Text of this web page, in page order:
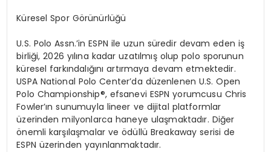
Küresel Spor Görünürlüğü
U.S. Polo Assn.’in ESPN ile uzun süredir devam eden iş
birliği, 2026 yılına kadar uzatılmış olup polo sporunun
küresel farkındalığınıartırmaya devam etmektedir.
USPA National Polo Center’da düzenlenen U.S. Open
Polo Championship®, efsanevi ESPN yorumcusu Chris
Fowler’ın sunumuyla lineer ve dijital platformlar
üzerinden milyonlarca haneye ulaşmaktadır. Diğer
önemli karşılaşmalar veödüllü Breakaway serisi de
ESPN üzerinden yayınlanmaktadır.